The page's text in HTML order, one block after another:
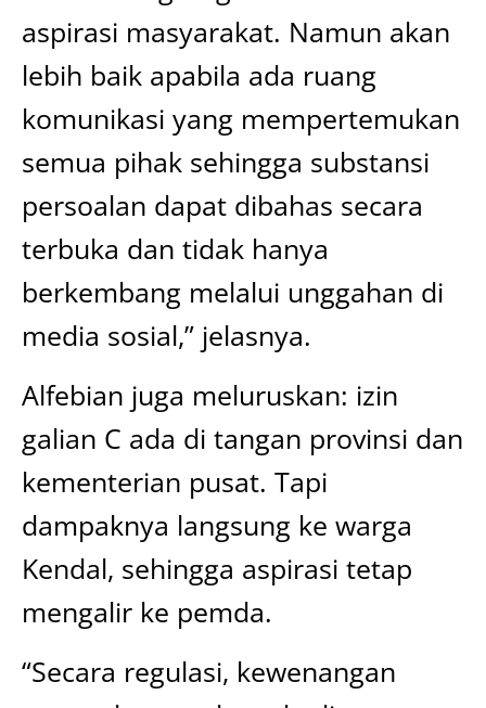
aspirasi masyarakat. Namun akan
lebih baik apabila ada ruang
komunikasi yang mempertemukan
semua pihak sehingga substansi
persoalan dapat dibahas secara
terbuka dan tidak hanya
berkembang melalui unggahan di
media sosial,” jelasnya.
Alfebian juga meluruskan: izin
galian C ada di tangan provinsi dan
kementerian pusat. Tapi
dampaknya langsung ke warga
Kendal, sehingga aspirasi tetap
mengalir ke pemda.
“Secara regulasi, kewenangan